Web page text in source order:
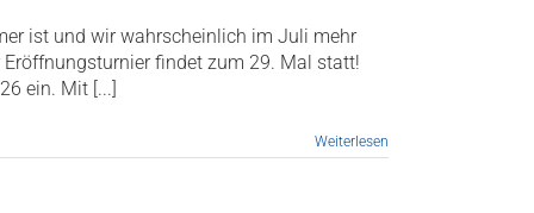
ist und wir wahrscheinlich im Juli mehr
Eröffnungsturnier findet zum 29. Mal statt!
ein. Mit [...]
Weiterlesen